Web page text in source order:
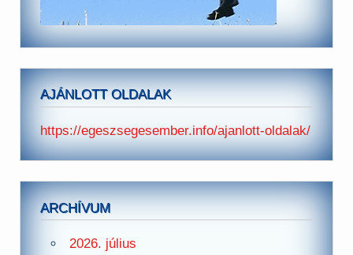
AJÁNLOTT OLDALAK
https://egeszsegesember.info/ajanlott-oldalak/
ARCHÍVUM
2026. július